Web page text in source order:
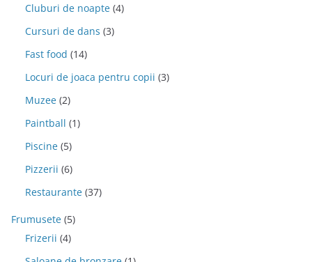
Cluburi de noapte (4)
Cursuri de dans (3)
Fast food (14)
Locuri de joaca pentru copii (3)
Muzee (2)
Paintball (1)
Piscine (5)
Pizzerii (6)
Restaurante (37)
Frumusete (5)
Frizerii (4)